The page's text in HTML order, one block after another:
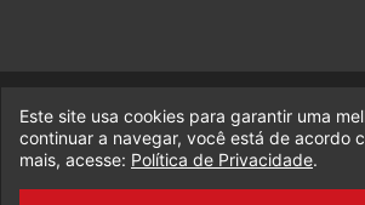
© 2017-2026 Legado da Marvel, uma
Enterprises.
fabiolobo
Este site usa cookies para garantir uma
continuar a navegar, você está de acordo
mais, acesse: Política de Privacidade.